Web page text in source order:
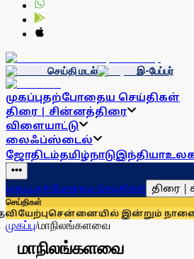
செய்தி மடல் இ-பேப்பர்
முகப்புதற்போதைய செய்திகள்
திரை | சின்னத்திரை
விளையாட்டு
லைஃப்ஸ்டைல்
ஜோதிடம்தமிழ்நாடுஇந்தியா
முகப்புதற்போதைய செய்திகள் திரை |
செய்திகள்
சென்னையில் இன்றும் நாளையும்
முகப்பு/மாநிலங்களவை
மாநிலங்களவை